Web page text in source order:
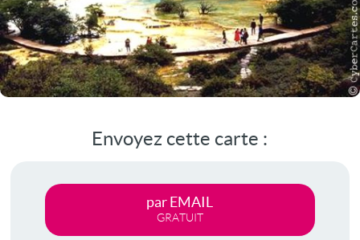
Envoyez cette carte :
par EMAIL
GRATUIT